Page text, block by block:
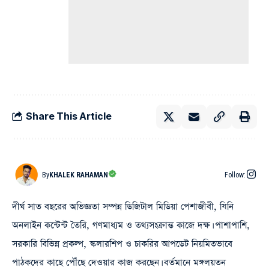
Share This Article
ByKHALEK RAHAMAN Follow:
দীর্ঘ সাত বছরের অভিজ্ঞতা সম্পন্ন ডিজিটাল মিডিয়া পেশাজীবী, যিনি
অনলাইন কন্টেন্ট তৈরি, গণমাধ্যম ও তথ্যসংক্রান্ত কাজে দক্ষ। পাশাপাশি,
সরকারি বিভিন্ন প্রকল্প, স্কলারশিপ ও চাকরির আপডেট নিয়মিতভাবে
পাঠকদের কাছে পৌঁছে দেওয়ার কাজ করছেন। বর্তমানে মঙ্গলয়তন